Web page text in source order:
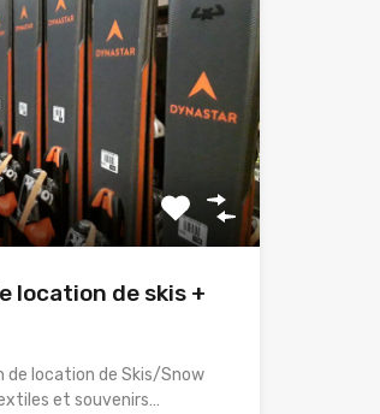
location de skis +
de location de Skis/Snow
et souvenirs…